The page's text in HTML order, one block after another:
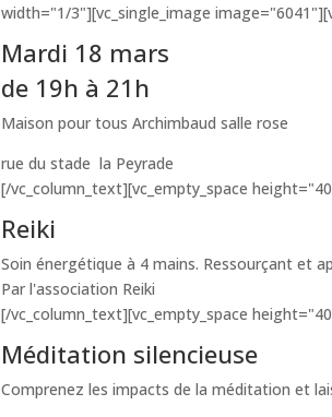
width="1/3"][vc_single_image
Mardi 18 mars
de 19h à 21h
Maison pour tous Archimbaud salle rose
rue du stade la Peyrade
[/vc_column_text][vc_empty_space
Reiki
Soin énergétique à 4 mains. Ressourçant et
Par l'association Reiki
[/vc_column_text][vc_empty_space
Méditation silencieuse
Comprenez les impacts de la méditation et